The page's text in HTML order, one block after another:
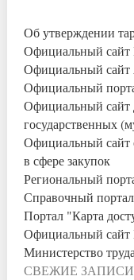
Об утверждении
Официальный сайт
Официальный
Официальный
Официальный сайт
государственных
Официальный
в сфере закупок
Региональный
Справочный
Портал "Карта
Официальный
Министерство
СВЕЖИЕ ЗАПИСИ